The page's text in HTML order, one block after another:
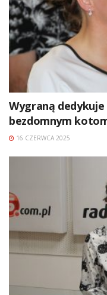
Wygraną
bezdomnym
16 CZERWCA 2025